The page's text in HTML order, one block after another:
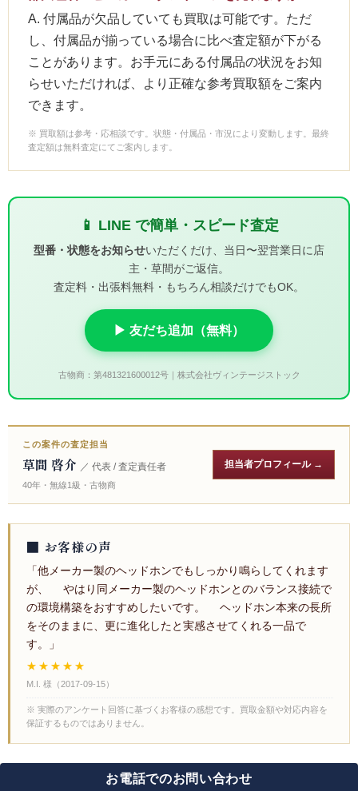
A. 付属品が欠品していても買取は可能です。ただ
し、付属品が揃っている場合に比べ査定額が下がる
ことがあります。お手元にある付属品の状況をお知
らせいただければ、より正確な参考買取額をご案内
できます。
※ 買取額は参考・応相談です。状態・付属品・市況により変動します。最終
査定額は無料査定にてご案内します。
📱 LINE で簡単・スピード査定
型番・状態をお知らせいただくだけ、当日〜翌営業日に店
主・草間がご返信。
査定料・出張料無料・もちろん相談だけでもOK。
▶ 友だち追加（無料）
古物商：第481321600012号｜株式会社ヴィンテージストック
この案件の査定担当
草間 啓介 ／ 代表 / 査定責任者
40年・無線1級・古物商
担当者プロフィール →
■ お客様の声
「他メーカー製のヘッドホンでもしっかり鳴らしてくれます
が、 やはり同メーカー製のヘッドホンとのバランス接続で
の環境構築をおすすめしたいです。 ヘッドホン本来の長所
をそのままに、更に進化したと実感させてくれる一品で
す。」
★★★★★
M.I. 様 （2017-09-15）
※ 実際のアンケート回答に基づくお客様の感想です。買取金額や対応内容を
保証するものではありません。
お電話でのお問い合わせ